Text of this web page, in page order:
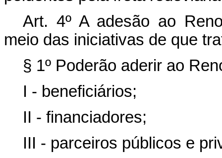
Art. 4º A adesão ao
meio das iniciativas de que
§ 1º Poderão aderir ao
I - beneficiários;
II - financiadores;
III - parceiros públicos e